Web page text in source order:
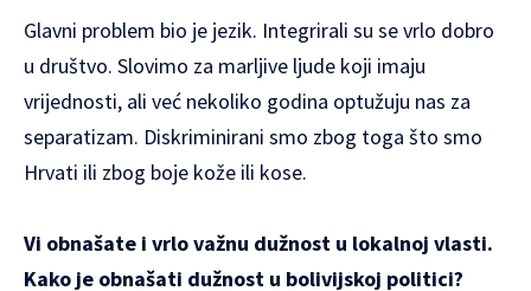
Glavni problem bio je jezik. Integrirali su se vrlo dobro
u društvo. Slovimo za marljive ljude koji imaju
vrijednosti, ali već nekoliko godina optužuju nas za
separatizam. Diskriminirani smo zbog toga što smo
Hrvati ili zbog boje kože ili kose.
Vi obnašate i vrlo važnu dužnost u lokalnoj vlasti.
Kako je obnašati dužnost u bolivijskoj politici?